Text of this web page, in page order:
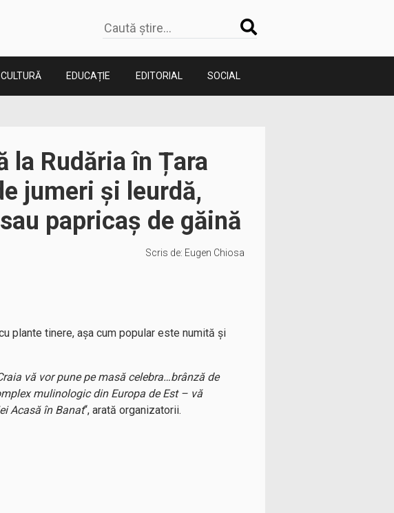
CULTURĂ EDUCAȚIE EDITORIAL SOCIAL
la Rudăria în Țara
jumeri și leurdă,
papricaș de găină
Scris de: Eugen Chiosa
plante tinere, așa cum popular este numită și
vă vor pune pe masă celebra…brânză de
mulinologic din Europa de Est – vă
Acasă în Banat“, arată organizatorii.